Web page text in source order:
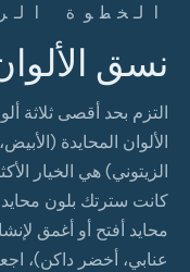
الخطوة
نسق
التزم بحد أقصى ثلاثة
الألوان المحايدة
الزيتوني) هي الخيار
كانت سترتك بلون
محايد أفتح أو أغمق
عنابي، أخضر داكن)،